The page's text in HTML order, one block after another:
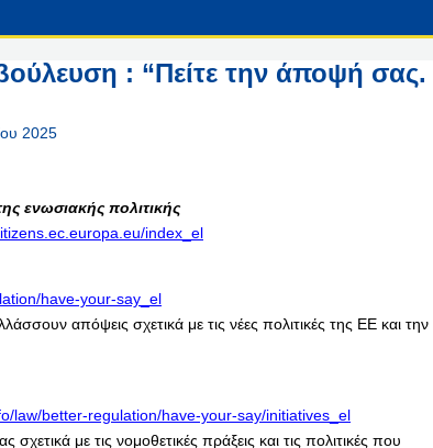
: “Πείτε την άποψή σας.
2025
ενωσιακής πολιτικής
index_el
have-your-say_el
απόψεις σχετικά με τις νέες πολιτικές της ΕΕ και την
law/better-regulation/have-your-say/initiatives_el
με τις νομοθετικές πράξεις και τις πολιτικές που